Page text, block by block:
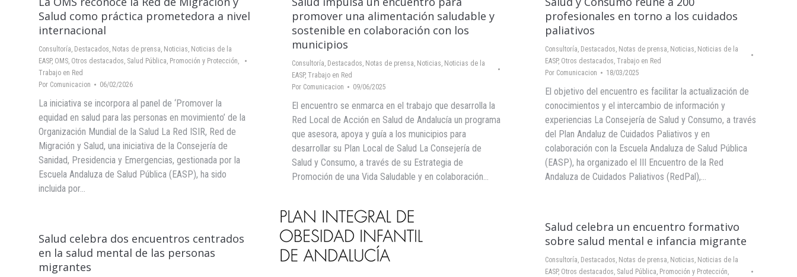
Salud como práctica prometedora a nivel
internacional
Consultoría, Destacados, Notas de prensa, Noticias, Noticias de la
EASP, OMS, Otros destacados, Salud Pública, Promoción y Protección,
Trabajo en Red
Por Comunicacion 06/02/2026
La iniciativa se incorpora al panel de ‘Promover la
equidad en salud para las personas en movimiento’ de la
Organización Mundial de la Salud La Red ISIR, Red de
Migración y Salud, una iniciativa de la Consejería de
Sanidad, Presidencia y Emergencias, gestionada por la
Escuela Andaluza de Salud Pública (EASP), ha sido
incluida por…
promover una alimentación saludable y
sostenible en colaboración con los
municipios
Consultoría, Destacados, Notas de prensa, Noticias, Noticias de la
EASP, Trabajo en Red
Por Comunicacion 09/06/2025
El encuentro se enmarca en el trabajo que desarrolla la
Red Local de Acción en Salud de Andalucía un programa
que asesora, apoya y guía a los municipios para
desarrollar su Plan Local de Salud La Consejería de
Salud y Consumo, a través de su Estrategia de
Promoción de una Vida Saludable y en colaboración…
profesionales en torno a los cuidados
paliativos
Consultoría, Destacados, Notas de prensa, Noticias, Noticias de la
EASP, Otros destacados, Trabajo en Red
Por Comunicacion 18/03/2025
El objetivo del encuentro es facilitar la actualización de
conocimientos y el intercambio de información y
experiencias La Consejería de Salud y Consumo, a través
del Plan Andaluz de Cuidados Paliativos y en
colaboración con la Escuela Andaluza de Salud Pública
(EASP), ha organizado el III Encuentro de la Red
Andaluza de Cuidados Paliativos (RedPal),…
Salud celebra un encuentro formativo
sobre salud mental e infancia migrante
Consultoría, Destacados, Notas de prensa, Noticias, Noticias de la
EASP, Otros destacados, Salud Pública, Promoción y Protección,
Salud celebra dos encuentros centrados
en la salud mental de las personas
migrantes